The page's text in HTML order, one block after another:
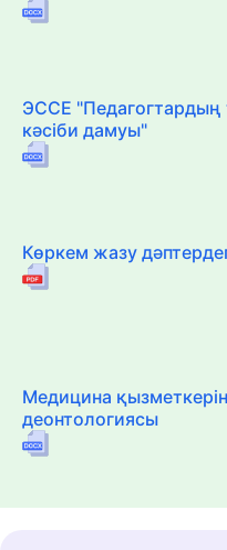
ЭССЕ "Педагогтардың
кәсіби дамуы"
Көркем жазу
Медицина
деонтологиясы